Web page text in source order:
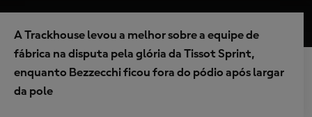
A Trackhouse levou a melhor sobre a equipe de
fábrica na disputa pela glória da Tissot Sprint,
enquanto Bezzecchi ficou fora do pódio após largar
da pole